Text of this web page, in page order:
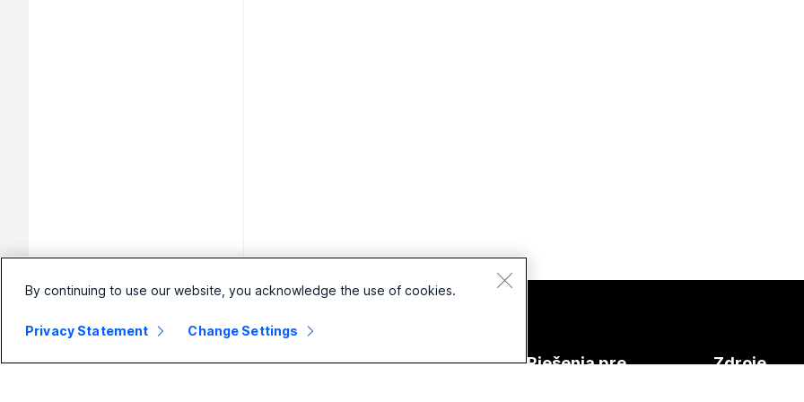
Malé
Podnik Zariadenia Riešenia pre Zdroje
By continuing to use our website, you acknowledge the use of cookies.
Privacy Statement Change Settings